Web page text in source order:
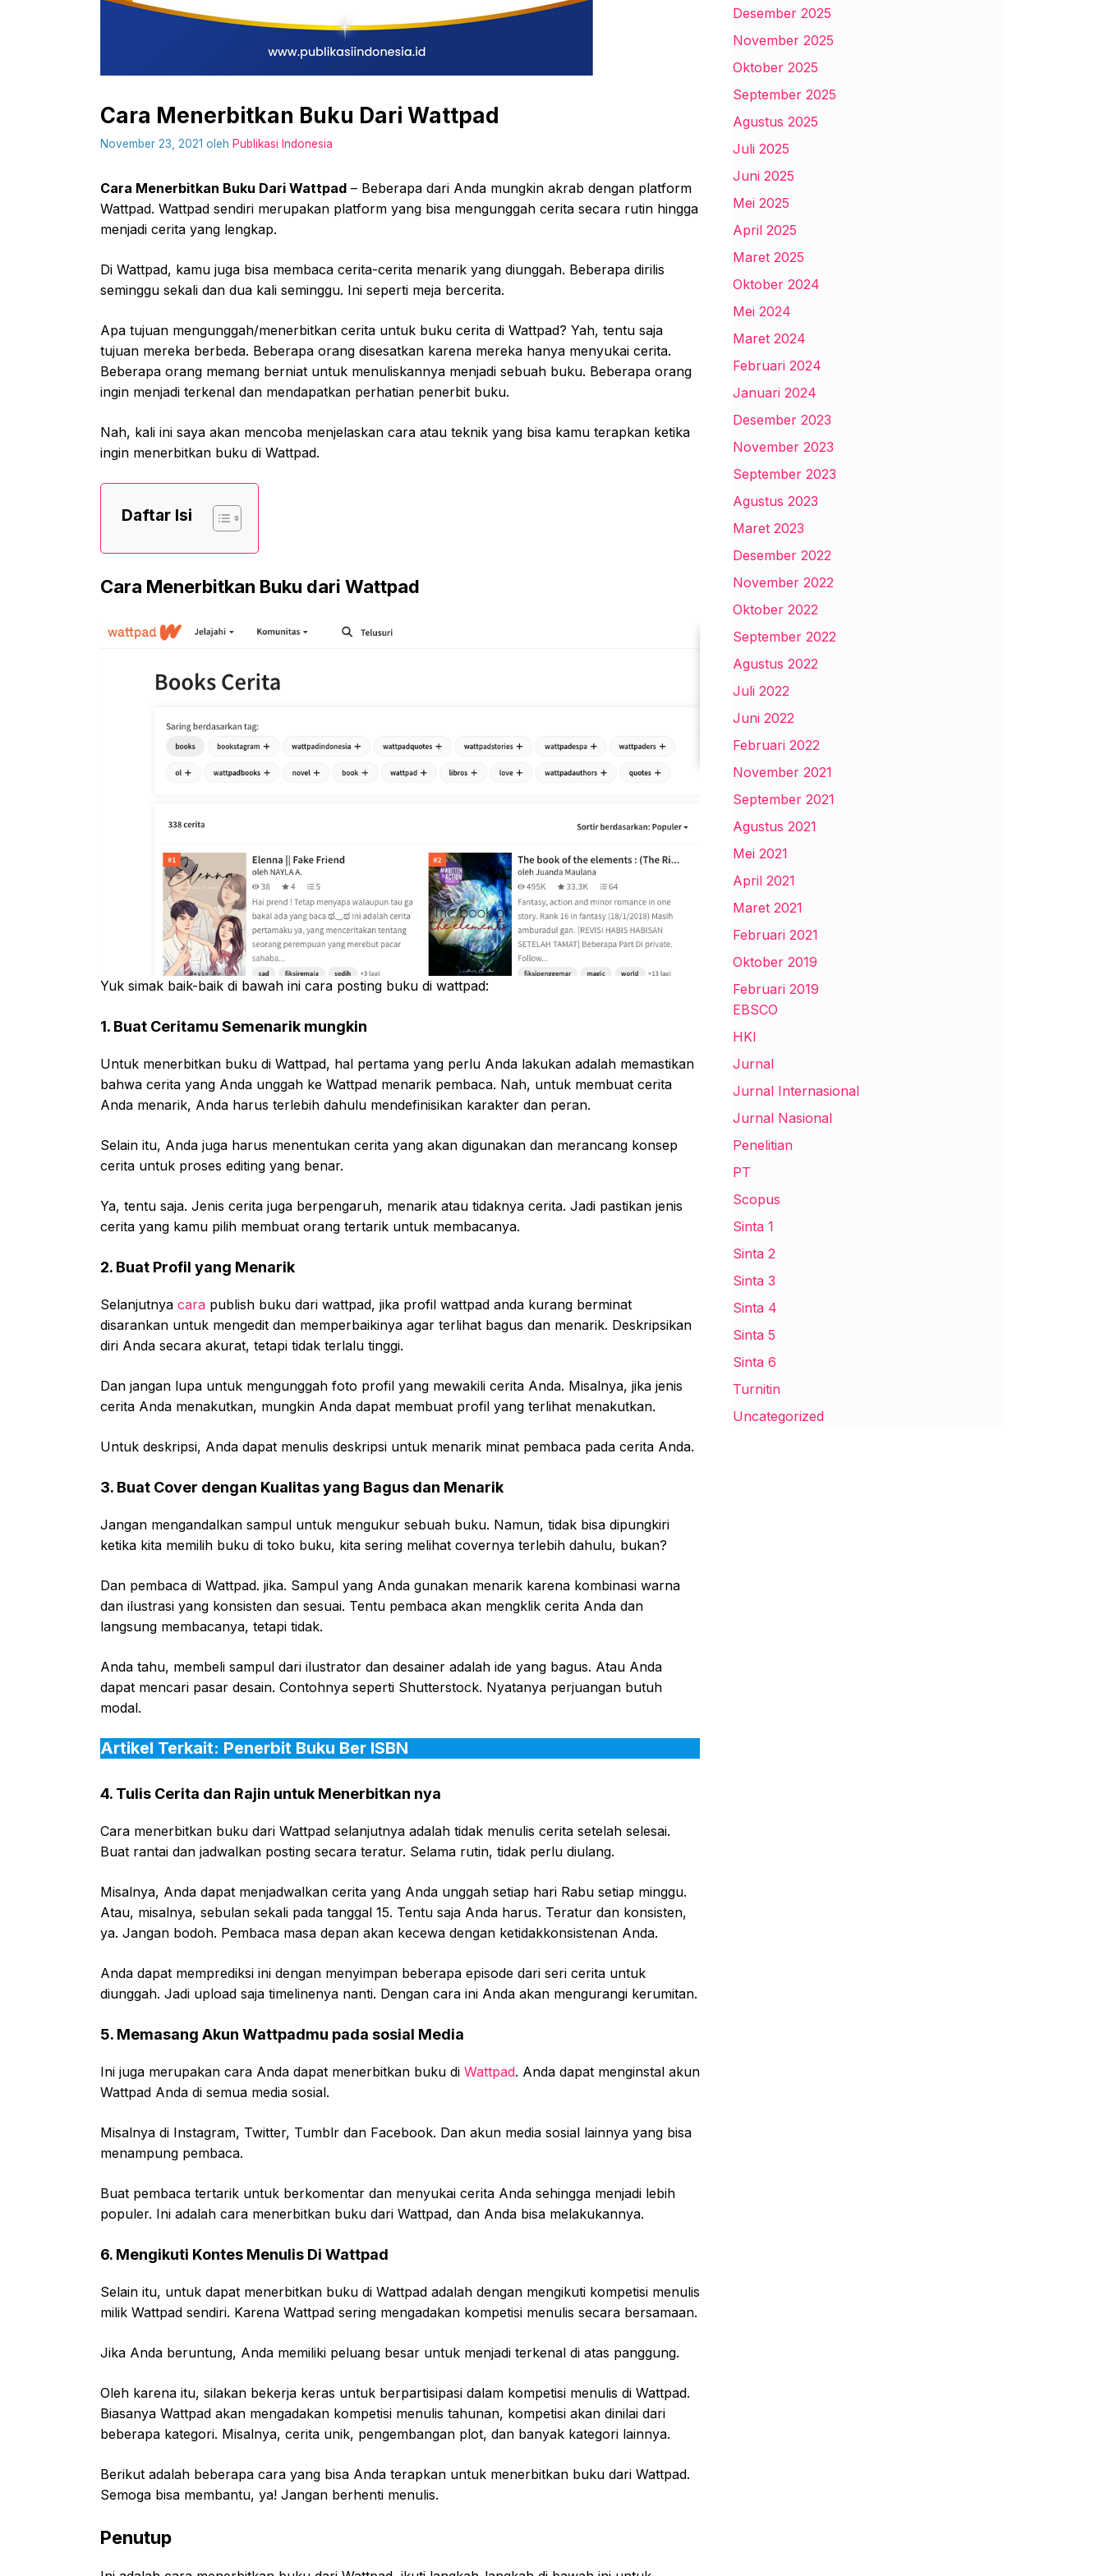
Cara Menerbitkan Buku Dari Wattpad
November 23, 2021 oleh Publikasi Indonesia
Cara Menerbitkan Buku Dari Wattpad – Beberapa dari Anda mungkin akrab dengan platform
Wattpad. Wattpad sendiri merupakan platform yang bisa mengunggah cerita secara rutin hingga
menjadi cerita yang lengkap.
Di Wattpad, kamu juga bisa membaca cerita-cerita menarik yang diunggah. Beberapa dirilis
seminggu sekali dan dua kali seminggu. Ini seperti meja bercerita.
Apa tujuan mengunggah/menerbitkan cerita untuk buku cerita di Wattpad? Yah, tentu saja
tujuan mereka berbeda. Beberapa orang disesatkan karena mereka hanya menyukai cerita.
Beberapa orang memang berniat untuk menuliskannya menjadi sebuah buku. Beberapa orang
ingin menjadi terkenal dan mendapatkan perhatian penerbit buku.
Nah, kali ini saya akan mencoba menjelaskan cara atau teknik yang bisa kamu terapkan ketika
ingin menerbitkan buku di Wattpad.
Daftar Isi
Cara Menerbitkan Buku dari Wattpad
Yuk simak baik-baik di bawah ini cara posting buku di wattpad:
1. Buat Ceritamu Semenarik mungkin
Untuk menerbitkan buku di Wattpad, hal pertama yang perlu Anda lakukan adalah memastikan
bahwa cerita yang Anda unggah ke Wattpad menarik pembaca. Nah, untuk membuat cerita
Anda menarik, Anda harus terlebih dahulu mendefinisikan karakter dan peran.
Selain itu, Anda juga harus menentukan cerita yang akan digunakan dan merancang konsep
cerita untuk proses editing yang benar.
Ya, tentu saja. Jenis cerita juga berpengaruh, menarik atau tidaknya cerita. Jadi pastikan jenis
cerita yang kamu pilih membuat orang tertarik untuk membacanya.
2. Buat Profil yang Menarik
Selanjutnya cara publish buku dari wattpad, jika profil wattpad anda kurang berminat
disarankan untuk mengedit dan memperbaikinya agar terlihat bagus dan menarik. Deskripsikan
diri Anda secara akurat, tetapi tidak terlalu tinggi.
Dan jangan lupa untuk mengunggah foto profil yang mewakili cerita Anda. Misalnya, jika jenis
cerita Anda menakutkan, mungkin Anda dapat membuat profil yang terlihat menakutkan.
Untuk deskripsi, Anda dapat menulis deskripsi untuk menarik minat pembaca pada cerita Anda.
3. Buat Cover dengan Kualitas yang Bagus dan Menarik
Jangan mengandalkan sampul untuk mengukur sebuah buku. Namun, tidak bisa dipungkiri
ketika kita memilih buku di toko buku, kita sering melihat covernya terlebih dahulu, bukan?
Dan pembaca di Wattpad. jika. Sampul yang Anda gunakan menarik karena kombinasi warna
dan ilustrasi yang konsisten dan sesuai. Tentu pembaca akan mengklik cerita Anda dan
langsung membacanya, tetapi tidak.
Anda tahu, membeli sampul dari ilustrator dan desainer adalah ide yang bagus. Atau Anda
dapat mencari pasar desain. Contohnya seperti Shutterstock. Nyatanya perjuangan butuh
modal.
Artikel Terkait: Penerbit Buku Ber ISBN
4. Tulis Cerita dan Rajin untuk Menerbitkan nya
Cara menerbitkan buku dari Wattpad selanjutnya adalah tidak menulis cerita setelah selesai.
Buat rantai dan jadwalkan posting secara teratur. Selama rutin, tidak perlu diulang.
Misalnya, Anda dapat menjadwalkan cerita yang Anda unggah setiap hari Rabu setiap minggu.
Atau, misalnya, sebulan sekali pada tanggal 15. Tentu saja Anda harus. Teratur dan konsisten,
ya. Jangan bodoh. Pembaca masa depan akan kecewa dengan ketidakkonsistenan Anda.
Anda dapat memprediksi ini dengan menyimpan beberapa episode dari seri cerita untuk
diunggah. Jadi upload saja timelinenya nanti. Dengan cara ini Anda akan mengurangi kerumitan.
5. Memasang Akun Wattpadmu pada sosial Media
Ini juga merupakan cara Anda dapat menerbitkan buku di Wattpad. Anda dapat menginstal akun
Wattpad Anda di semua media sosial.
Misalnya di Instagram, Twitter, Tumblr dan Facebook. Dan akun media sosial lainnya yang bisa
menampung pembaca.
Buat pembaca tertarik untuk berkomentar dan menyukai cerita Anda sehingga menjadi lebih
populer. Ini adalah cara menerbitkan buku dari Wattpad, dan Anda bisa melakukannya.
6. Mengikuti Kontes Menulis Di Wattpad
Selain itu, untuk dapat menerbitkan buku di Wattpad adalah dengan mengikuti kompetisi menulis
milik Wattpad sendiri. Karena Wattpad sering mengadakan kompetisi menulis secara bersamaan.
Jika Anda beruntung, Anda memiliki peluang besar untuk menjadi terkenal di atas panggung.
Oleh karena itu, silakan bekerja keras untuk berpartisipasi dalam kompetisi menulis di Wattpad.
Biasanya Wattpad akan mengadakan kompetisi menulis tahunan, kompetisi akan dinilai dari
beberapa kategori. Misalnya, cerita unik, pengembangan plot, dan banyak kategori lainnya.
Berikut adalah beberapa cara yang bisa Anda terapkan untuk menerbitkan buku dari Wattpad.
Semoga bisa membantu, ya! Jangan berhenti menulis.
Penutup
Desember 2025
November 2025
Oktober 2025
September 2025
Agustus 2025
Juli 2025
Juni 2025
Mei 2025
April 2025
Maret 2025
Oktober 2024
Mei 2024
Maret 2024
Februari 2024
Januari 2024
Desember 2023
November 2023
September 2023
Agustus 2023
Maret 2023
Desember 2022
November 2022
Oktober 2022
September 2022
Agustus 2022
Juli 2022
Juni 2022
Februari 2022
November 2021
September 2021
Agustus 2021
Mei 2021
April 2021
Maret 2021
Februari 2021
Oktober 2019
Februari 2019
EBSCO
HKI
Jurnal
Jurnal Internasional
Jurnal Nasional
Penelitian
PT
Scopus
Sinta 1
Sinta 2
Sinta 3
Sinta 4
Sinta 5
Sinta 6
Turnitin
Uncategorized